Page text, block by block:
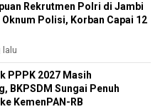
Rekrutmen Polri di Jambi
Oknum Polisi, Korban Capai 12
lalu
PPPK 2027 Masih
BKPSDM Sungai Penuh
KemenPAN-RB